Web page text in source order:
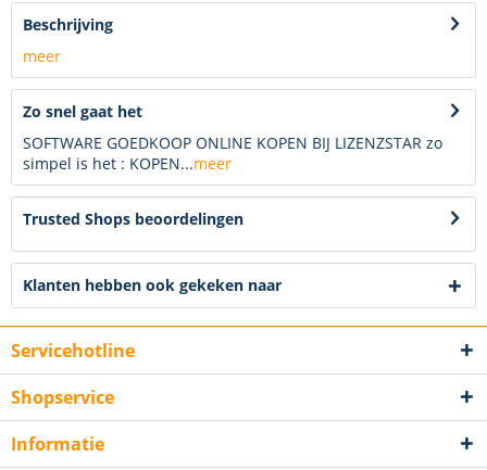
Beschrijving
meer
Zo snel gaat het
SOFTWARE GOEDKOOP ONLINE KOPEN BIJ LIZENZSTAR zo
simpel is het : KOPEN...meer
Trusted Shops beoordelingen
Klanten hebben ook gekeken naar
Servicehotline
Shopservice
Informatie